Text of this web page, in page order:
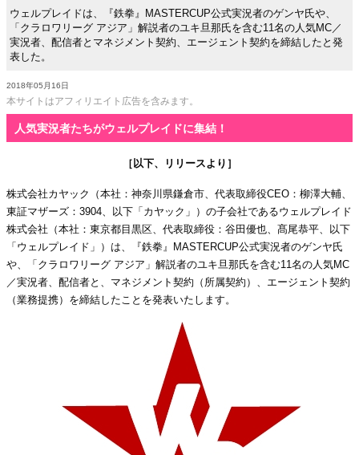
ウェルプレイドは、『鉄拳』MASTERCUP公式実況者のゲンヤ氏や、
「クラロワリーグ アジア」解説者のユキ旦那氏を含む11名の人気MC／
実況者、配信者とマネジメント契約、エージェント契約を締結したと発
表した。
2018年05月16日
本サイトはアフィリエイト広告を含みます。
人気実況者たちがウェルプレイドに集結！
［以下、リリースより］
株式会社カヤック（本社：神奈川県鎌倉市、代表取締役CEO：柳澤大輔、
東証マザーズ：3904、以下「カヤック」）の子会社であるウェルプレイド
株式会社（本社：東京都目黒区、代表取締役：谷田優也、髙尾恭平、以下
「ウェルプレイド」）は、『鉄拳』MASTERCUP公式実況者のゲンヤ氏
や、「クラロワリーグ アジア」解説者のユキ旦那氏を含む11名の人気MC
／実況者、配信者と、マネジメント契約（所属契約）、エージェント契約
（業務提携）を締結したことを発表いたします。